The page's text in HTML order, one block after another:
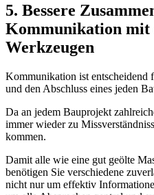
5. Bessere
Kommunikation mit
Werkzeugen
Kommunikation ist
und den Abschluss eines jeden
Da an jedem Bauprojekt
immer wieder zu
kommen.
Damit alle wie eine gut geölte
benötigen Sie verschiedene
nicht nur um effektiv